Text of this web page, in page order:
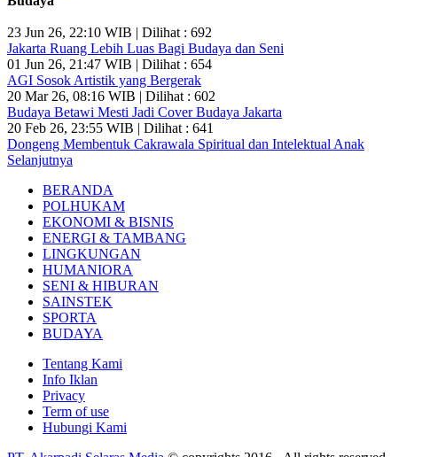
23 Jun 26, 22:10 WIB | Dilihat : 692
Jakarta Ruang Lebih Luas Bagi Budaya dan Seni
01 Jun 26, 21:47 WIB | Dilihat : 654
AGI Sosok Artistik yang Bergerak
20 Mar 26, 08:16 WIB | Dilihat : 602
Budaya Betawi Mesti Jadi Cover Budaya Jakarta
20 Feb 26, 23:55 WIB | Dilihat : 641
Dongeng Membentuk Cakrawala Spiritual dan Intelektual Anak
Selanjutnya
BERANDA
POLHUKAM
EKONOMI & BISNIS
ENERGI & TAMBANG
LINGKUNGAN
HUMANIORA
SENI & HIBURAN
SAINSTEK
SPORTA
BUDAYA
Tentang Kami
Info Iklan
Privacy
Term of use
Hubungi Kami